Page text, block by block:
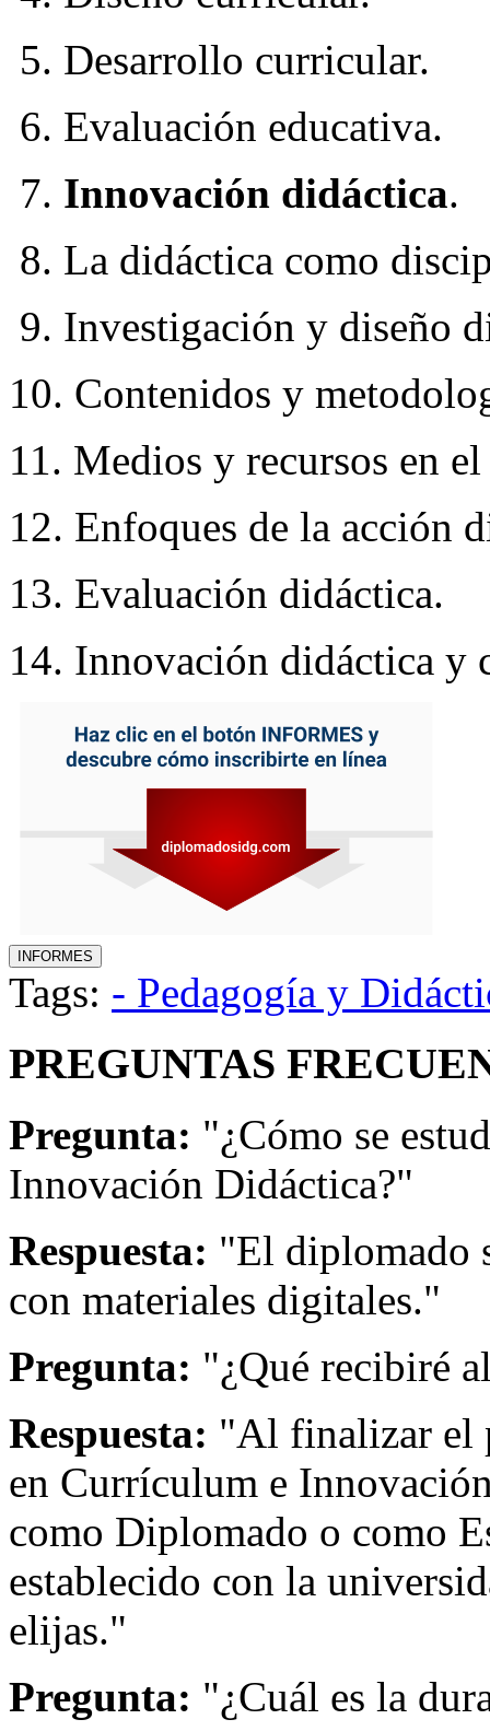
5. Desarrollo curricular.
6. Evaluación educativa.
7. Innovación didáctica.
8. La didáctica como
9. Investigación y diseño
10. Contenidos y
11. Medios y recursos en
12. Enfoques de la acción
13. Evaluación didáctica.
14. Innovación didáctica y
Tags: - Pedagogía y
PREGUNTAS
Pregunta: "¿Cómo se
Innovación Didáctica?"
Respuesta: "El diplomado
con materiales digitales."
Pregunta: "¿Qué recibiré
Respuesta: "Al finalizar el
en Currículum e
como Diplomado o como
establecido con la
elijas."
Pregunta: "¿Cuál es la